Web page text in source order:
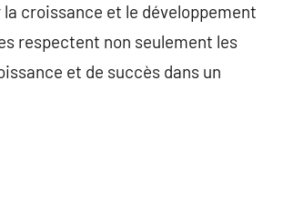
croissance et le développement
respectent non seulement les
et de succès dans un